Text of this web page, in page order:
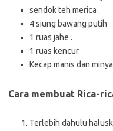
sendok teh merica .
4 siung bawang putih
1 ruas jahe .
1 ruas kencur.
Kecap manis dan
Cara membuat Rica-
Terlebih dahulu